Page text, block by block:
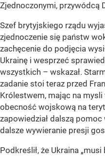
Zjednoczonymi, przywódcą
Szef brytyjskiego rządu
zjednoczenie się państw
zachęcenie do podjęcia
Ukrainę i wesprzeć
wszystkich – wskazał.
zadanie stoi teraz przed
Królestwem, mając na
obecność wojskową na
zapowiedział dalszą
dalsze wywieranie presji
Podkreślił, że Ukraina